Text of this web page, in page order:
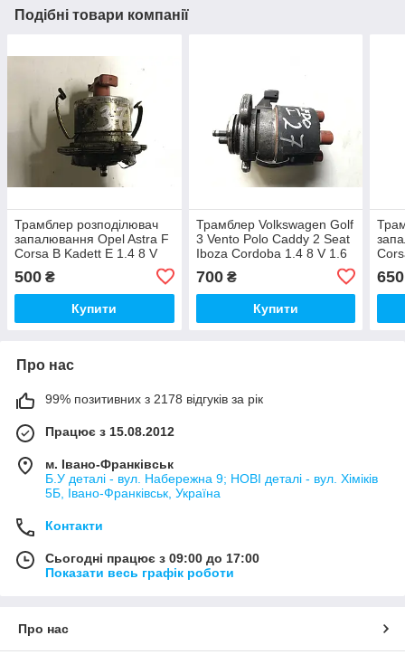
Подібні товари компанії
Трамблер розподілювач
запалювання Opel Astra F
Corsa B Kadett E 1.4 8 V
1.2 8 V 0237523015 No37
500 ₴
Купити
Трамблер Volkswagen Golf
3 Vento Polo Caddy 2 Seat
Iboza Cordoba 1.4 8 V 1.6
0237521061 No27
700₴
Купити
650
Про нас
99% позитивних з 2178 відгуків за рік
Працює з 15.08.2012
м. Івано-Франківськ
Б.У деталі - вул. Набережна 9; НОВІ деталі - вул. Хіміків
5Б, Івано-Франківськ, Україна
Контакти
Сьогодні працює з 09:00 до 17:00
Показати весь графік роботи
Про нас